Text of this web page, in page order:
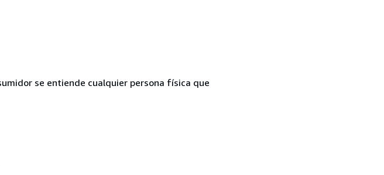
se entiende cualquier persona física que